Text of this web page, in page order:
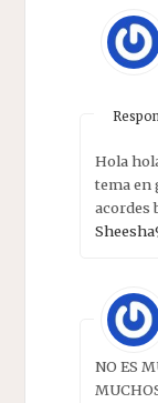
Hola
tema en
acordes
NO ES